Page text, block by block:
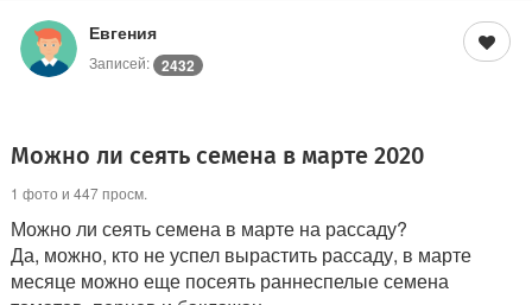
Евгения
Записей: 2432
Можно ли сеять семена в марте 2020
1 фото и 447 просм.
Можно ли сеять семена в марте на рассаду?
Да, можно, кто не успел вырастить рассаду, в марте
месяце можно еще посеять раннеспелые семена